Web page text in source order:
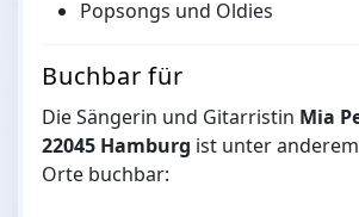
Popsongs und Oldies
Buchbar für
Die Sängerin und Gitarristin Mia
22045 Hamburg ist unter
Orte buchbar: